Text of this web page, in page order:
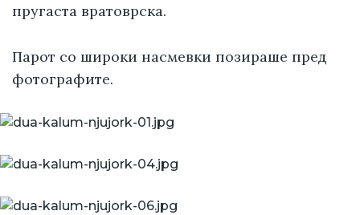
пругаста вратоврска.
Парот со широки насмевки позираше пред
фотографите.